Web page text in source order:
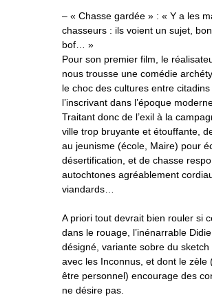
– « Chasse gardée » : « Y a les
chasseurs : ils voient un sujet,
bof… »
Pour son premier film, le
nous trousse une comédie
le choc des cultures entre
l’inscrivant dans l’époque
Traitant donc de l’exil à la
ville trop bruyante et étouffante,
au jeunisme (école, Maire) pour
désertification, et de chasse
autochtones agréablement
viandards…
A priori tout devrait bien rouler si
dans le rouage, l’inénarrable
désigné, variante sobre du
avec les Inconnus, et dont le zèle
être personnel) encourage des
ne désire pas.